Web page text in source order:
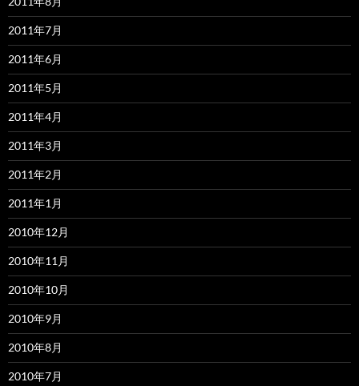
2011年7月
2011年6月
2011年5月
2011年4月
2011年3月
2011年2月
2011年1月
2010年12月
2010年11月
2010年10月
2010年9月
2010年8月
2010年7月